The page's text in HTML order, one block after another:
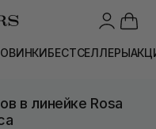
БЕСТСЕЛЛЕРЫ
в линейке Rosa